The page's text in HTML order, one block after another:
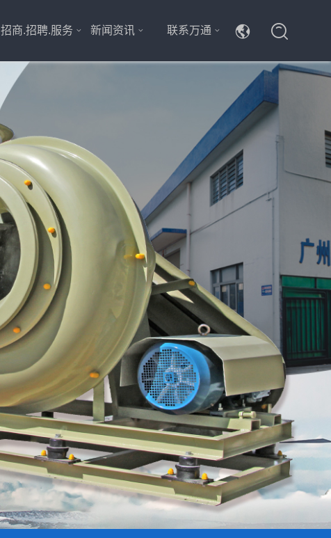
招商.招聘.服务 新闻资讯 联系万通